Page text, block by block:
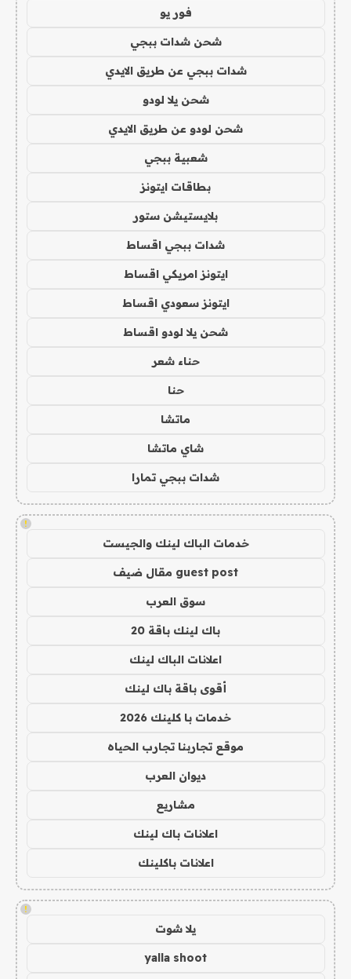
فور يو
شحن شدات ببجي
شدات ببجي عن طريق الايدي
شحن يلا لودو
شحن لودو عن طريق الايدي
شعبية ببجي
بطاقات ايتونز
بلايستيشن ستور
شدات ببجي اقساط
ايتونز امريكي اقساط
ايتونز سعودي اقساط
شحن يلا لودو اقساط
حناء شعر
حنا
ماتشا
شاي ماتشا
شدات ببجي تمارا
!
خدمات الباك لينك والجيست
guest post مقال ضيف
سوق العرب
باك لينك باقة 20
اعلانات الباك لينك
أقوى باقة باك لينك
خدمات با كلينك 2026
موقع تجاربنا تجارب الحياه
ديوان العرب
مشاريع
اعلانات باك لينك
اعلانات باكلينك
!
يلا شوت
yalla shoot